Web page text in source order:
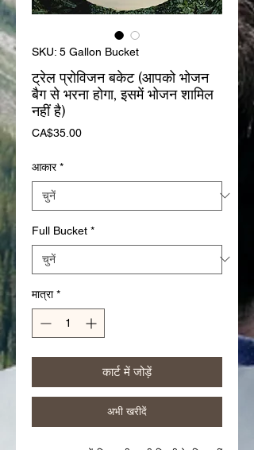
SKU: 5 Gallon Bucket
ट्रेल प्रोविजन बकेट (आपको भोजन
बैग से भरना होगा, इसमें भोजन शामिल
नहीं है)
CA$35.00मूल्य
आकार *
Full Bucket *
मात्रा *
कार्ट में जोड़ें
अभी खरीदें